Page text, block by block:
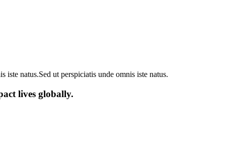
iste natus.Sed ut perspiciatis unde omnis iste natus.
lives globally.